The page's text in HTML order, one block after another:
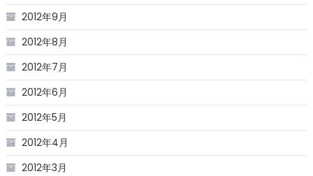
2012年9月
2012年8月
2012年7月
2012年6月
2012年5月
2012年4月
2012年3月